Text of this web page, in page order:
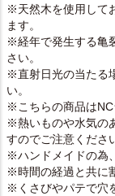
※天然木を使用して
ます。
※経年で発生する亀
さい。
※直射日光の当たる
い。
※こちらの商品はNC
※熱いものや水気の
すのでご注意くださ
※ハンドメイドの為
※時間の経過と共に
※くさびやパテで穴